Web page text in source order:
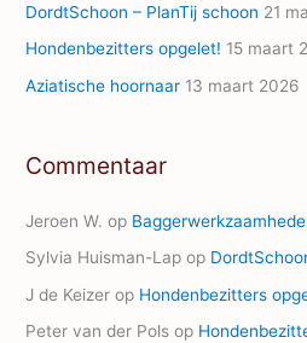
s
DordtSchoon – PlanTij schoon 21
Hondenbezitters opgelet! 15 maart
Aziatische hoornaar 13 maart 2026
Commentaar
Jeroen W. op
Sylvia Huisman-Lap op
J de Keizer op Hondenbezitters
Peter van der Pols op